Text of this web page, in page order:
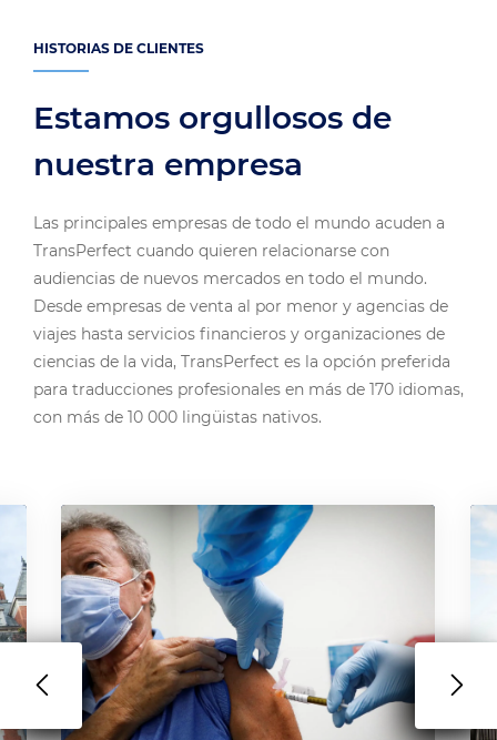
HISTORIAS DE CLIENTES
Estamos orgullosos de
nuestra empresa
Las principales empresas de todo el mundo acuden a
TransPerfect cuando quieren relacionarse con
audiencias de nuevos mercados en todo el mundo.
Desde empresas de venta al por menor y agencias de
viajes hasta servicios financieros y organizaciones de
ciencias de la vida, TransPerfect es la opción preferida
para traducciones profesionales en más de 170 idiomas,
con más de 10 000 lingüistas nativos.